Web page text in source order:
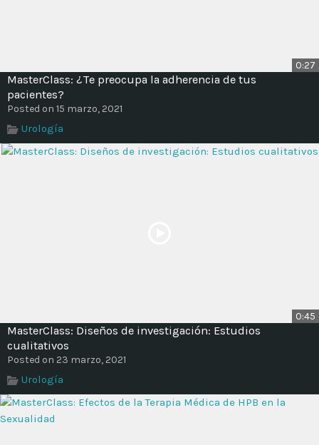
0:27
MasterClass: ¿Te preocupa la adherencia de tus
pacientes?
Posted on 15 marzo, 2021
Urología
0:45
MasterClass: Diseños de investigación: Estudios
cualitativos
Posted on 23 marzo, 2021
Urología